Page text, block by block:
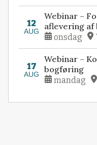
12
AUG
Webinar –
aflevering af
onsdag
17
AUG
Webinar –
bogføring
mandag